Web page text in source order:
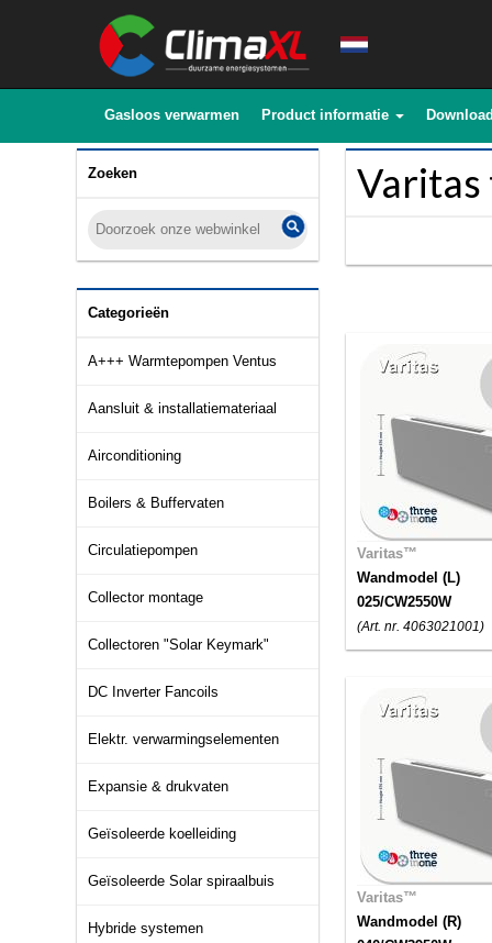
Gasloos verwarmen Product informatie
Zoeken
Categorieën
A+++ Warmtepompen Ventus
Aansluit & installatiemateriaal
Airconditioning
Boilers & Buffervaten
Circulatiepompen
Collector montage
Collectoren "Solar Keymark"
DC Inverter Fancoils
Elektr. verwarmingselementen
Expansie & drukvaten
Geïsoleerde koelleiding
Geïsoleerde Solar spiraalbuis
Hybride systemen
Varitas
Varitas™
Wandmodel (L)
025/CW2550W
(Art. nr. 4063021001)
Varitas™
Wandmodel (R)